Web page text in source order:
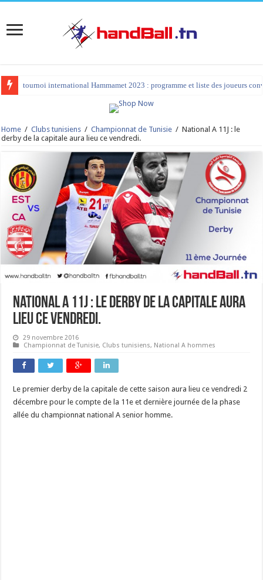
tournoi international Hammamet 2023 : programme et liste des joueurs
Home / Clubs tunisiens / Championnat de Tunisie / National A 11J : le
derby de la capitale aura lieu ce vendredi.
National A 11J : le derby de la capitale aura
lieu ce vendredi.
29 novembre 2016
Championnat de Tunisie, Clubs tunisiens, National A hommes
Le premier derby de la capitale de cette saison aura lieu ce vendredi 2
décembre pour le compte de la 11e et dernière journée de la phase
allée du championnat national A senior homme.